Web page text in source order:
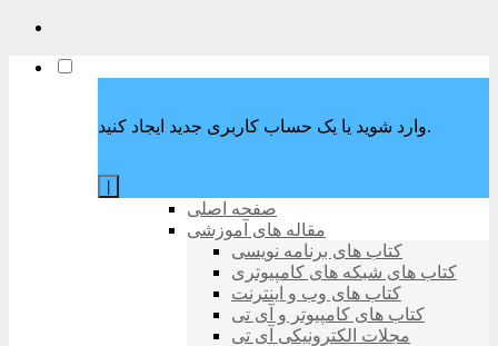
وارد شوید یا یک حساب کاربری جدید ایجاد کنید.
صفحه اصلی
مقاله های آموزشی
کتاب های برنامه نویسی
کتاب های شبکه های کامپیوتری
کتاب های وب و اینترنت
کتاب های کامپیوتر و آی تی
مجلات الکترونیکی آی تی